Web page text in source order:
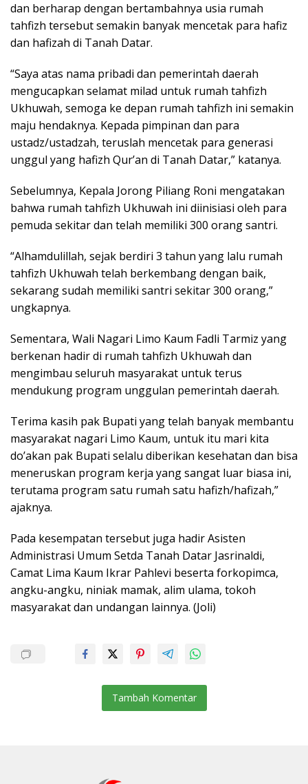
dan berharap dengan bertambahnya usia rumah
tahfizh tersebut semakin banyak mencetak para hafiz
dan hafizah di Tanah Datar.
“Saya atas nama pribadi dan pemerintah daerah
mengucapkan selamat milad untuk rumah tahfizh
Ukhuwah, semoga ke depan rumah tahfizh ini semakin
maju hendaknya. Kepada pimpinan dan para
ustadz/ustadzah, teruslah mencetak para generasi
unggul yang hafizh Qur’an di Tanah Datar,” katanya.
Sebelumnya, Kepala Jorong Piliang Roni mengatakan
bahwa rumah tahfizh Ukhuwah ini diinisiasi oleh para
pemuda sekitar dan telah memiliki 300 orang santri.
“Alhamdulillah, sejak berdiri 3 tahun yang lalu rumah
tahfizh Ukhuwah telah berkembang dengan baik,
sekarang sudah memiliki santri sekitar 300 orang,”
ungkapnya.
Sementara, Wali Nagari Limo Kaum Fadli Tarmiz yang
berkenan hadir di rumah tahfizh Ukhuwah dan
mengimbau seluruh masyarakat untuk terus
mendukung program unggulan pemerintah daerah.
Terima kasih pak Bupati yang telah banyak membantu
masyarakat nagari Limo Kaum, untuk itu mari kita
do’akan pak Bupati selalu diberikan kesehatan dan bisa
meneruskan program kerja yang sangat luar biasa ini,
terutama program satu rumah satu hafizh/hafizah,”
ajaknya.
Pada kesempatan tersebut juga hadir Asisten
Administrasi Umum Setda Tanah Datar Jasrinaldi,
Camat Lima Kaum Ikrar Pahlevi beserta forkopimca,
angku-angku, niniak mamak, alim ulama, tokoh
masyarakat dan undangan lainnya. (Joli)
Tambah Komentar